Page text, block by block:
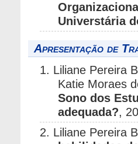
Universtária
Apresentação de
1. Liliane Pereira
Katie Moraes
Sono dos
adequada?,
2. Liliane Pereira